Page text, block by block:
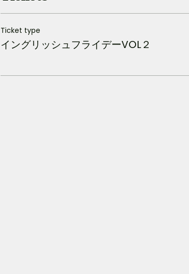
Ticket type
イングリッシュフライデーVOL２